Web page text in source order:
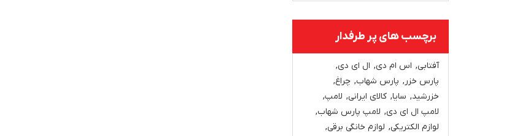
برچسب های پر طرفدار
آفتابی, اس ام دی, ال ای دی,
پارس خزر, پارس شهاب, چراغ,
خزرشید, سایا, کالای ایرانی, لامپ,
لامپ ال ای دی, لامپ پارس شهاب,
لوازم الکتریکی, لوازم خانگی برقی,